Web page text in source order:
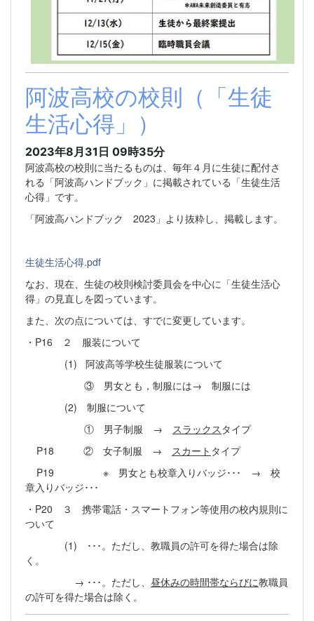
阿波高校の校則（「生徒
生活心得」）
2023年8月31日 09時35分
阿波高校の校則に当たるものは、毎年４月に生徒に配付さ
れる「阿波高ハンドブック」に掲載されている「生徒生活
心得」です。
「阿波高ハンドブック 2023」より抜粋し、掲載します。
生徒生活心得.pdf
なお、現在、生徒の校則検討委員会を中心に「生徒生活心
得」の見直しを図っています。
また、次の点については、すでに変更しています。
・P16 ２ 服装について
(1) 阿波高等学校生徒服装について
③ 男女とも，制服には→ 制服には
(2) 制服について
① 男子制服 → スラックス タイプ
P18 ② 女子制服 → スカート タイプ
P19 ※ 男女とも校章入りバッジ･･･ → 校
章入りバッジ･･･
・P20 ３ 携帯電話・スマートフォン等使用の校内規則に
ついて
(1) ･･･。ただし、教職員の許可を得た場合は除
く。
→ ･･･。ただし、 昼休みの時間帯ならびに教職員
の許可を得た場合は除く。